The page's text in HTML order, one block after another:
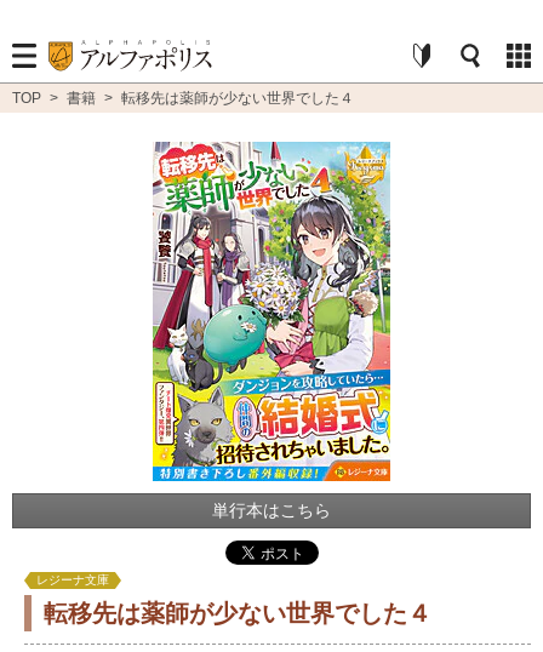
TOP > 書籍 > 転移先は薬師が少ない世界でした４
単行本はこちら
レジーナ文庫
転移先は薬師が少ない世界でした４